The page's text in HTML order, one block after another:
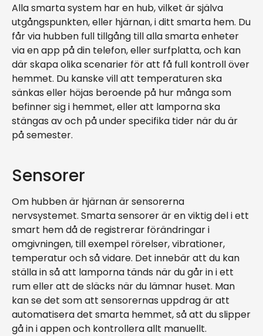
Alla smarta system har en hub, vilket är själva
utgångspunkten, eller hjärnan, i ditt smarta hem. Du
får via hubben full tillgång till alla smarta enheter
via en app på din telefon, eller surfplatta, och kan
där skapa olika scenarier för att få full kontroll över
hemmet. Du kanske vill att temperaturen ska
sänkas eller höjas beroende på hur många som
befinner sig i hemmet, eller att lamporna ska
stängas av och på under specifika tider när du är
på semester.
Sensorer
Om hubben är hjärnan är sensorerna
nervsystemet. Smarta sensorer är en viktig del i ett
smart hem då de registrerar förändringar i
omgivningen, till exempel rörelser, vibrationer,
temperatur och så vidare. Det innebär att du kan
ställa in så att lamporna tänds när du går in i ett
rum eller att de släcks när du lämnar huset. Man
kan se det som att sensorernas uppdrag är att
automatisera det smarta hemmet, så att du slipper
gå in i appen och kontrollera allt manuellt.